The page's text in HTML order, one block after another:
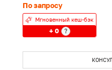
По запросу
Мгновенный кеш-бэк
+ 0 ?